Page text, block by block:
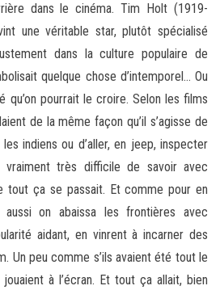
dans le cinéma. Tim Holt (1919-
une véritable star, plutôt spécialisé
dans la culture populaire de
quelque chose d’intemporel… Ou
qu’on pourrait le croire. Selon les films
de la même façon qu’il s’agisse de
indiens ou d’aller, en jeep, inspecter
très difficile de savoir avec
tout ça se passait. Et comme pour en
on abaissa les frontières avec
aidant, en vinrent à incarner des
Un peu comme s’ils avaient été tout le
à l’écran. Et tout ça allait, bien